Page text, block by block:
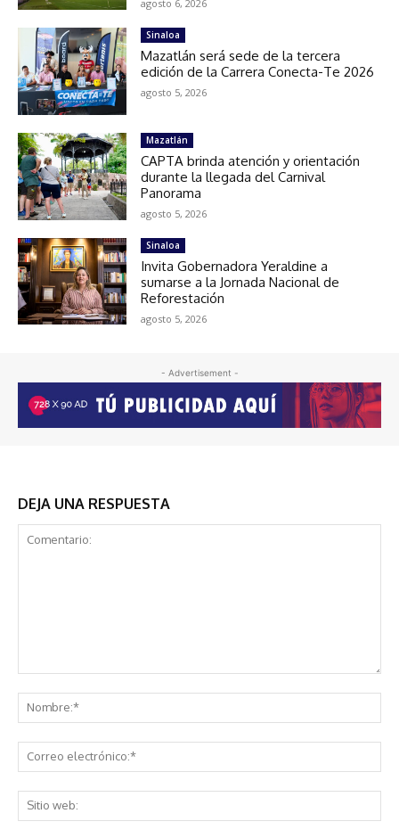
agosto 6, 2026
Sinaloa
Mazatlán será sede de la tercera
edición de la Carrera Conecta-Te 2026
agosto 5, 2026
Mazatlán
CAPTA brinda atención y orientación
durante la llegada del Carnival
Panorama
agosto 5, 2026
Sinaloa
Invita Gobernadora Yeraldine a
sumarse a la Jornada Nacional de
Reforestación
agosto 5, 2026
- Advertisement -
DEJA UNA RESPUESTA